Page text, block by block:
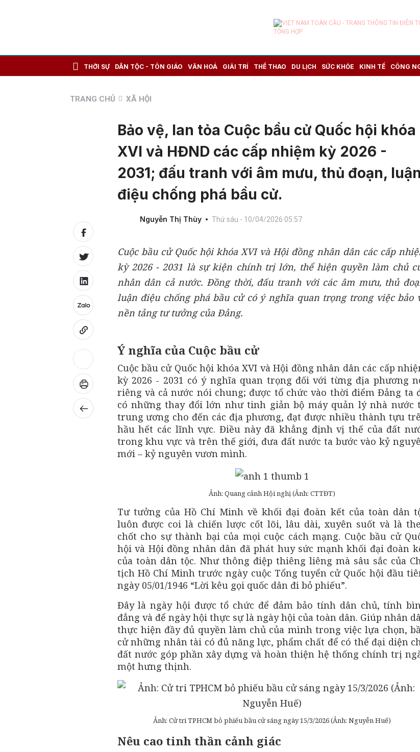
THỜI SỰ DÂN TỘC - TÔN GIÁO VĂN HOÁ GIẢI TRÍ THỂ THAO DU LỊCH SỨC KHỎE KINH TẾ CÔNG
TRANG CHỦ XÃ HỘI
Bảo vệ, lan tỏa Cuộc bầu cử Quốc hội khóa
XVI và HĐND các cấp nhiệm kỳ 2026 -
2031; đấu tranh với âm mưu, thủ đoạn, luận
điệu chống phá bầu cử.
Nguyễn Thị Thùy Thứ sáu - 10/04/2026 05:57
Cuộc bầu cử Quốc hội khóa XVI và Hội đồng nhân dân các cấp
kỳ 2026 - 2031 là sự kiện chính trị lớn, thể hiện quyền làm chủ
nhân dân cả nước. Đồng thời, đấu tranh với các âm mưu, thủ
luận điệu chống phá bầu cử có ý nghĩa quan trọng trong việc bảo
nền tảng tư tưởng của Đảng.
Ý nghĩa của Cuộc bầu cử
Cuộc bầu cử Quốc hội khóa XVI và Hội đồng nhân dân các cấp
kỳ 2026 - 2031 có ý nghĩa quan trọng đối với từng địa phương
riêng và cả nước nói chung; được tổ chức vào thời điểm Đảng ta
có những thay đổi lớn như tinh giản bộ máy quản lý nhà nước
trung ương cho đến các địa phương, đạt được nhiều thành tựu
hầu hết các lĩnh vực. Điều này đã khẳng định vị thế của đất
trong khu vực và trên thế giới, đưa đất nước ta bước vào kỷ
mới – kỷ nguyên vươn mình.
Ảnh: Quang cảnh Hội nghị (Ảnh: CTTĐT)
Tư tưởng của Hồ Chí Minh về khối đại đoàn kết của toàn dân
luôn được coi là chiến lược cốt lõi, lâu dài, xuyên suốt và là
chốt cho sự thành bại của mọi cuộc cách mạng. Cuộc bầu cử
hội và Hội đồng nhân dân đã phát huy sức mạnh khối đại đoàn
của toàn dân tộc. Như thông điệp thiêng liêng mà sâu sắc của
tịch Hồ Chí Minh trước ngày cuộc Tổng tuyển cử Quốc hội đầu
ngày 05/01/1946 “Lời kêu gọi quốc dân đi bỏ phiếu”.
Đây là ngày hội được tổ chức để đảm bảo tính dân chủ, tính
đẳng và để ngày hội thực sự là ngày hội của toàn dân. Giúp nhân
thực hiện đầy đủ quyền làm chủ của mình trong việc lựa chọn,
cử những nhân tài có đủ năng lực, phẩm chất để có thể đại diện
đất nước góp phần xây dựng và hoàn thiện hệ thống chính trị
một hưng thịnh.
Ảnh: Cử tri TPHCM bỏ phiếu bầu cử sáng ngày 15/3/2026 (Ảnh: Nguyễn Huế)
Nêu cao tinh thần cảnh giác